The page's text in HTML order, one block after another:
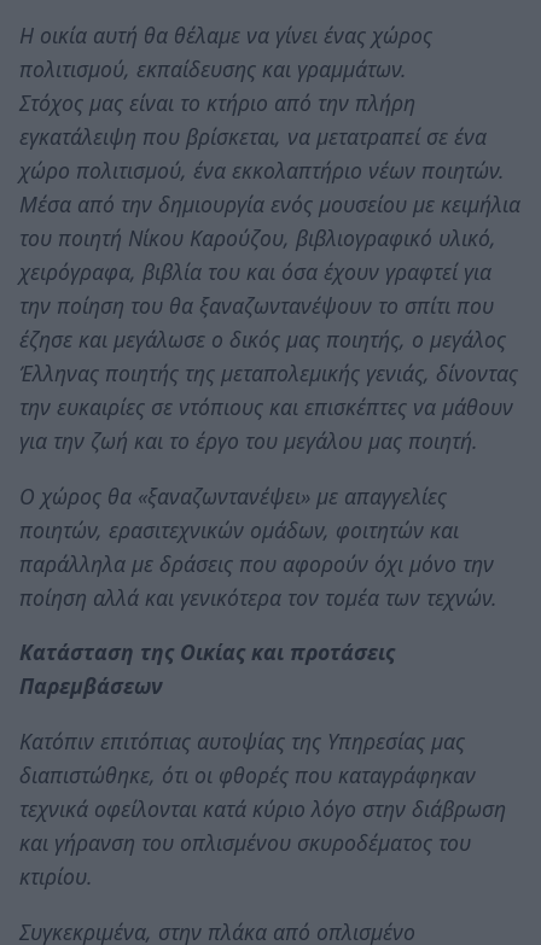
Η οικία αυτή θα θέλαμε να γίνει ένας χώρος
πολιτισμού, εκπαίδευσης και γραμμάτων.
Στόχος μας είναι το κτήριο από την πλήρη
εγκατάλειψη που βρίσκεται, να μετατραπεί σε ένα
χώρο πολιτισμού, ένα εκκολαπτήριο νέων ποιητών.
Μέσα από την δημιουργία ενός μουσείου με κειμήλια
του ποιητή Νίκου Καρούζου, βιβλιογραφικό υλικό,
χειρόγραφα, βιβλία του και όσα έχουν γραφτεί για
την ποίηση του θα ξαναζωντανέψουν το σπίτι που
έζησε και μεγάλωσε ο δικός μας ποιητής, ο μεγάλος
Έλληνας ποιητής της μεταπολεμικής γενιάς, δίνοντας
την ευκαιρίες σε ντόπιους και επισκέπτες να μάθουν
για την ζωή και το έργο του μεγάλου μας ποιητή.
Ο χώρος θα «ξαναζωντανέψει» με απαγγελίες
ποιητών, ερασιτεχνικών ομάδων, φοιτητών και
παράλληλα με δράσεις που αφορούν όχι μόνο την
ποίηση αλλά και γενικότερα τον τομέα των τεχνών.
Κατάσταση της Οικίας και προτάσεις
Παρεμβάσεων
Κατόπιν επιτόπιας αυτοψίας της Υπηρεσίας μας
διαπιστώθηκε, ότι οι φθορές που καταγράφηκαν
τεχνικά οφείλονται κατά κύριο λόγο στην διάβρωση
και γήρανση του οπλισμένου σκυροδέματος του
κτιρίου.
Συγκεκριμένα, στην πλάκα από οπλισμένο